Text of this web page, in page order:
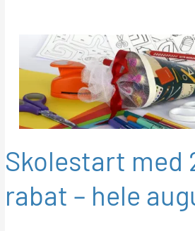
Skolestart med
rabat – hele